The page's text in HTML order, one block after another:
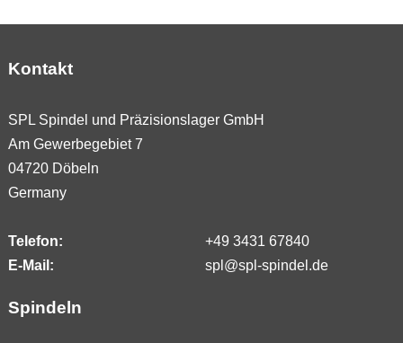
Kontakt
SPL Spindel und Präzisionslager GmbH
Am Gewerbegebiet 7
04720 Döbeln
Germany
Telefon:
+49 3431 67840
E-Mail:
spl@spl-spindel.de
Spindeln